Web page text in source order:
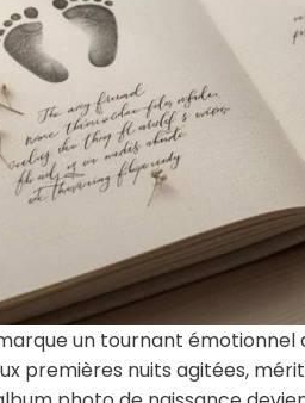
un tournant émotionnel
premières nuits agitées,